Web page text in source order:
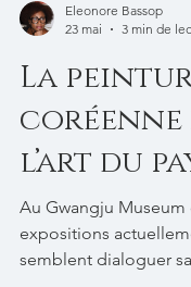
Eleonore Bassop
La
coréenne
l’art du
Au Gwangju Museum